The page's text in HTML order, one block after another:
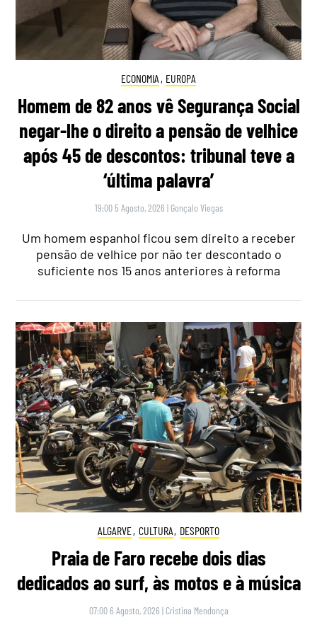
ECONOMIA , EUROPA
Homem de 82 anos vê Segurança Social
negar-lhe o direito a pensão de velhice
após 45 de descontos: tribunal teve a
‘última palavra’
19:00 5 Agosto, 2026 | Gonçalo Viegas
Um homem espanhol ficou sem direito a receber
pensão de velhice por não ter descontado o
suficiente nos 15 anos anteriores à reforma
ALGARVE, CULTURA, DESPORTO
Praia de Faro recebe dois dias
dedicados ao surf, às motos e à música
07:00 6 Agosto, 2026 | Cristina Mendonça